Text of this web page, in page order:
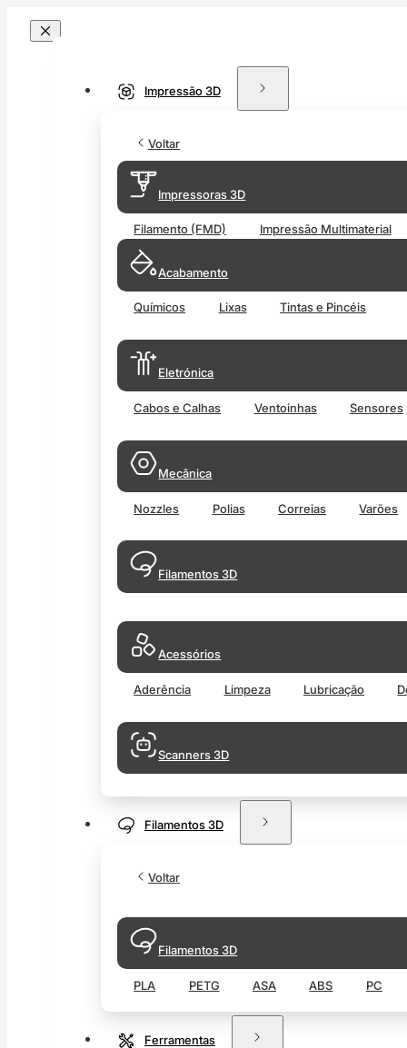
Impressão 3D
Voltar
Impressoras 3D
Filamento (FMD) Impressão Multimaterial
Acabamento
Químicos Lixas Tintas e Pincéis
Eletrónica
Cabos e Calhas Ventoinhas Sensores
Mecânica
Nozzles Polias Correias Varões
Filamentos 3D
Acessórios
Aderência Limpeza Lubricação
Scanners 3D
Filamentos 3D
Voltar
Filamentos 3D
PLA PETG ASA ABS PC
Ferramentas